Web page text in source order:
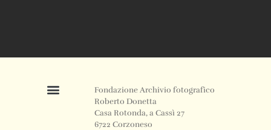
Fondazione Archivio fotografico
Roberto Donetta
Casa Rotonda, a Cassì 27
6722 Corzoneso